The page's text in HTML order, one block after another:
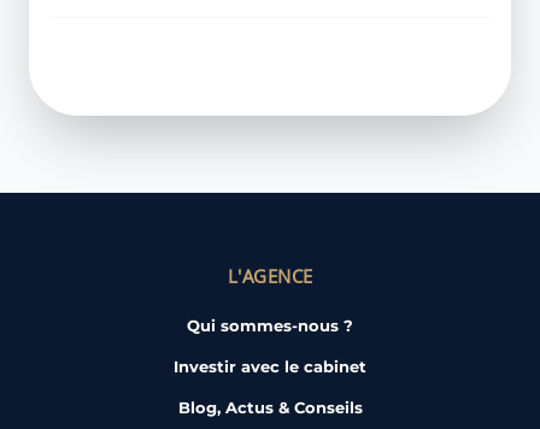
L'AGENCE
Qui sommes-nous ?
Investir avec le cabinet
Blog, Actus & Conseils